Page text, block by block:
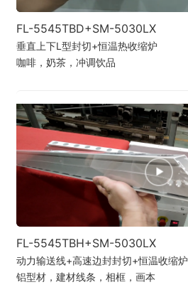
FL-5545TBD+SM-5030LX
垂直上下L型封切+恒温热收缩炉
咖啡，奶茶，冲调饮品
FL-5545TBH+SM-5030LX
动力输送线+高速边封封切+恒温收缩炉
铝型材，建材线条，相框，画本